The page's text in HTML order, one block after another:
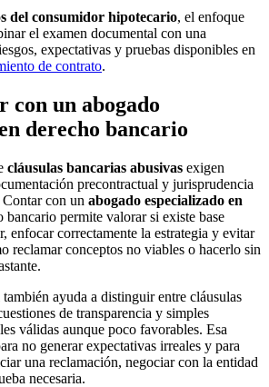
del consumidor hipotecario, el enfoque
el examen documental con una
expectativas y pruebas disponibles en
de contrato.
con un abogado
derecho bancario
cláusulas bancarias abusivas exigen
precontractual y jurisprudencia
con un abogado especializado en
bancario permite valorar si existe base
enfocar correctamente la estrategia y evitar
reclamar conceptos no viables o hacerlo sin
ayuda a distinguir entre cláusulas
de transparencia y simples
válidas aunque poco favorables. Esa
no generar expectativas irreales y para
una reclamación, negociar con la entidad
necesaria.